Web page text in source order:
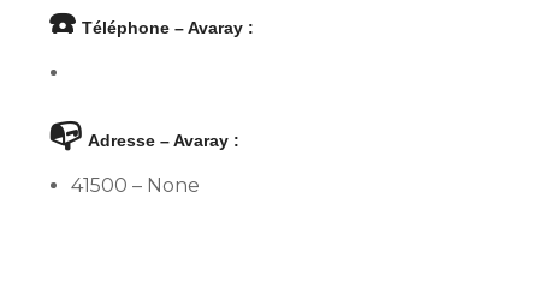
☎️ Téléphone – Avaray :
📭 Adresse – Avaray :
41500 – None